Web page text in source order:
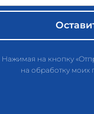
Нажимая на кнопку
на обработку моих